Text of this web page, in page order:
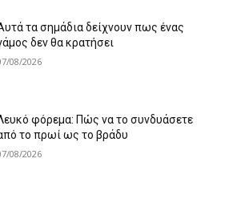
τα σημάδια δείχνουν πως ένας
δεν θα κρατήσει
08/2026
φόρεμα: Πώς να το συνδυάσετε
το πρωί ως το βράδυ
08/2026